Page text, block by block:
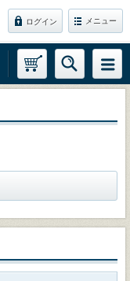
ログイン メニュー